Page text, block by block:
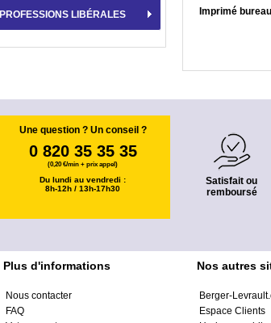
Imprimé
PROFESSIONS LIBÉRALES
Une question ? Un conseil ?
0 820 35 35 35
(0,20 €/min + prix appel)
Du lundi au vendredi :
8h-12h / 13h-17h30
Satisfait ou
remboursé
Plus d'informations
Nous contacter
FAQ
Nos autres
Berger-
Espace Clients